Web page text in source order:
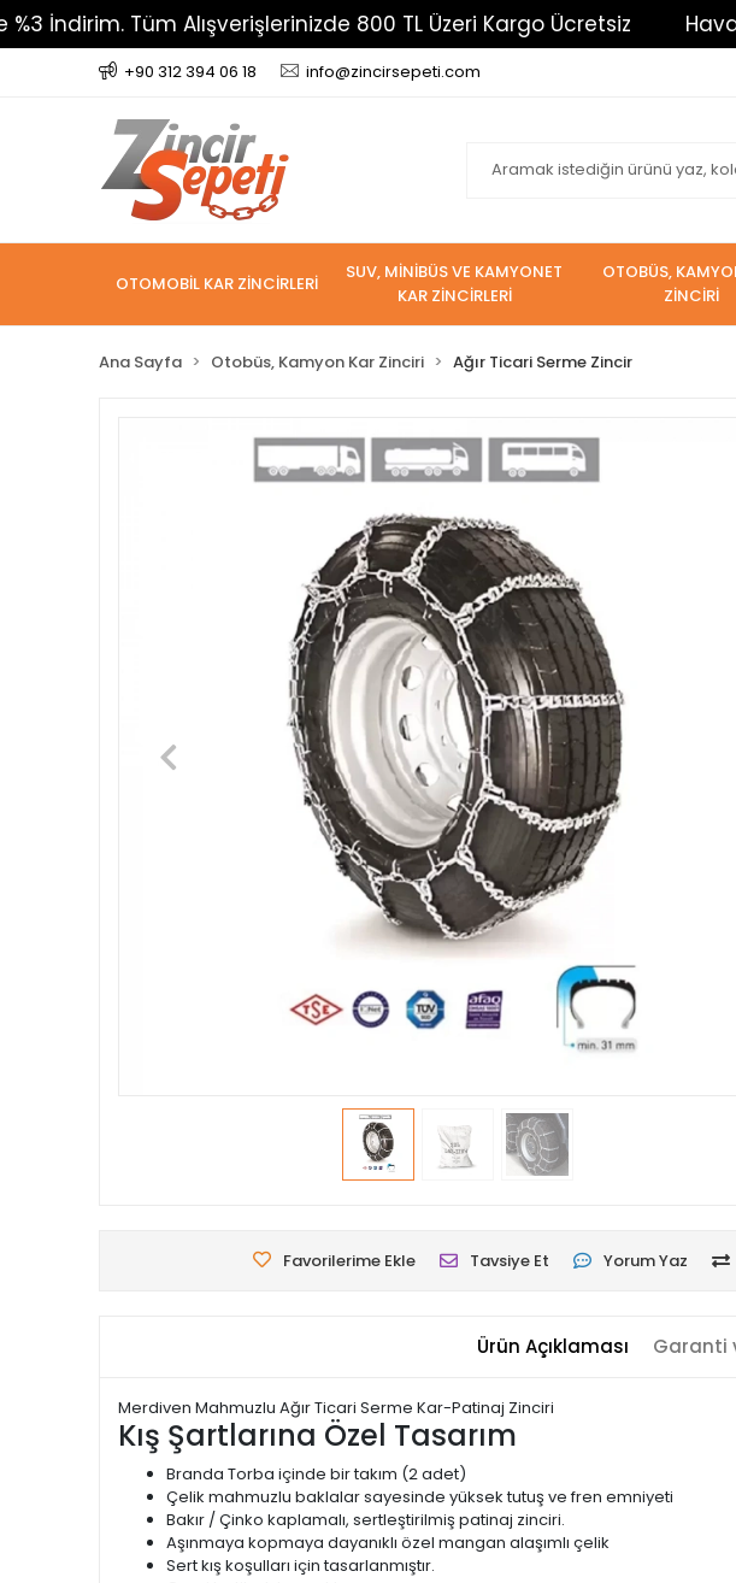
Tüm Alışverişlerinizde 800 TL Üzeri Kargo Ücretsiz Havale İle
+90 312 394 06 18 info@zincirsepeti.com
OTOMOBİL KAR ZİNCİRLERİ
SUV, MİNİBÜS VE KAMYONET
KAR ZİNCİRLERİ
OTOBÜS,
ZİNCİRİ
Ana Sayfa Otobüs, Kamyon Kar Zinciri Ağır Ticari Serme Zincir
Favorilerime Ekle Tavsiye Et Yorum Yaz
Ürün Açıklaması Garanti
Merdiven Mahmuzlu Ağır Ticari Serme Kar-Patinaj Zinciri
Kış Şartlarına Özel Tasarım
Branda Torba içinde bir takım (2 adet)
Çelik mahmuzlu baklalar sayesinde yüksek tutuş ve fren emniyeti
Bakır / Çinko kaplamalı, sertleştirilmiş patinaj zinciri.
Aşınmaya kopmaya dayanıklı özel mangan alaşımlı çelik
Sert kış koşulları için tasarlanmıştır.